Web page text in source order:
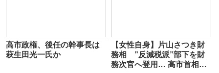
高市政権、後任の幹事長は
萩生田光一氏か
【女性自身】片山さつき財
務相 ”反減税派”部下を財
務次官へ登用… 高市首相が